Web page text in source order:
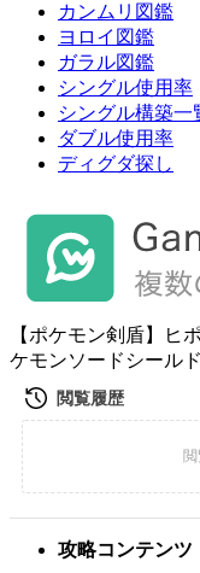
カンムリ図鑑
ヨロイ図鑑
ガラル図鑑
シングル使用率
シングル構築一
ダブル使用率
ディグダ探し
【ポケモン剣盾】ヒ
ケモンソードシールド
攻略コンテンツ